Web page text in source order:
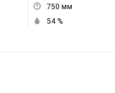
750 мм
54%